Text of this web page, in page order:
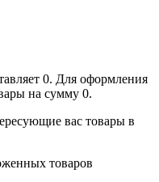
0. Для оформления
на сумму 0.
вас товары в
товаров